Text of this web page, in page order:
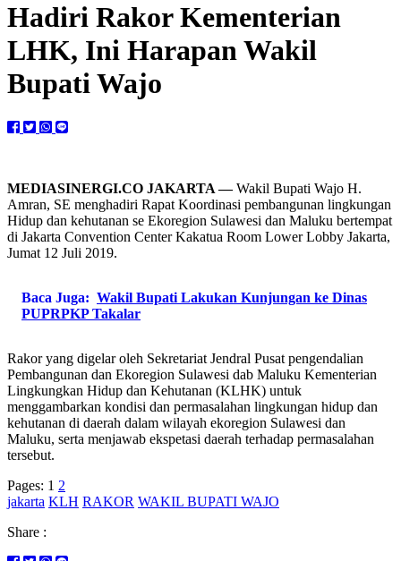
Hadiri Rakor Kementerian
LHK, Ini Harapan Wakil
Bupati Wajo
MEDIASINERGI.CO JAKARTA —Wakil Bupati Wajo H.
Amran, SE menghadiri Rapat Koordinasi pembangunan lingkungan
Hidup dan kehutanan se Ekoregion Sulawesi dan Maluku bertempat
di Jakarta Convention Center Kakatua Room Lower Lobby Jakarta,
Jumat 12 Juli 2019.
Baca Juga: Wakil Bupati Lakukan Kunjungan ke Dinas
PUPRPKP Takalar
Rakor yang digelar oleh Sekretariat Jendral Pusat pengendalian
Pembangunan dan Ekoregion Sulawesi dab Maluku Kementerian
Lingkungkan Hidup dan Kehutanan (KLHK) untuk
menggambarkan kondisi dan permasalahan lingkungan hidup dan
kehutanan di daerah dalam wilayah ekoregion Sulawesi dan
Maluku, serta menjawab ekspetasi daerah terhadap permasalahan
tersebut.
Pages: 1 2
jakarta KLH RAKOR WAKIL BUPATI WAJO
Share :